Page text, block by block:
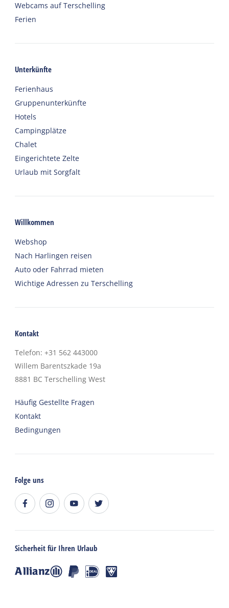
Webcams auf Terschelling
Ferien
Unterkünfte
Ferienhaus
Gruppenunterkünfte
Hotels
Campingplätze
Chalet
Eingerichtete Zelte
Urlaub mit Sorgfalt
Willkommen
Webshop
Nach Harlingen reisen
Auto oder Fahrrad mieten
Wichtige Adressen zu Terschelling
Kontakt
Telefon: +31 562 443000
Willem Barentszkade 19a
8881 BC Terschelling West
Häufig Gestellte Fragen
Kontakt
Bedingungen
Folge uns
Sicherheit für Ihren Urlaub